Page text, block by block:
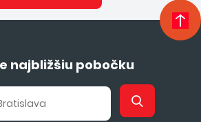
najbližšiu pobočku